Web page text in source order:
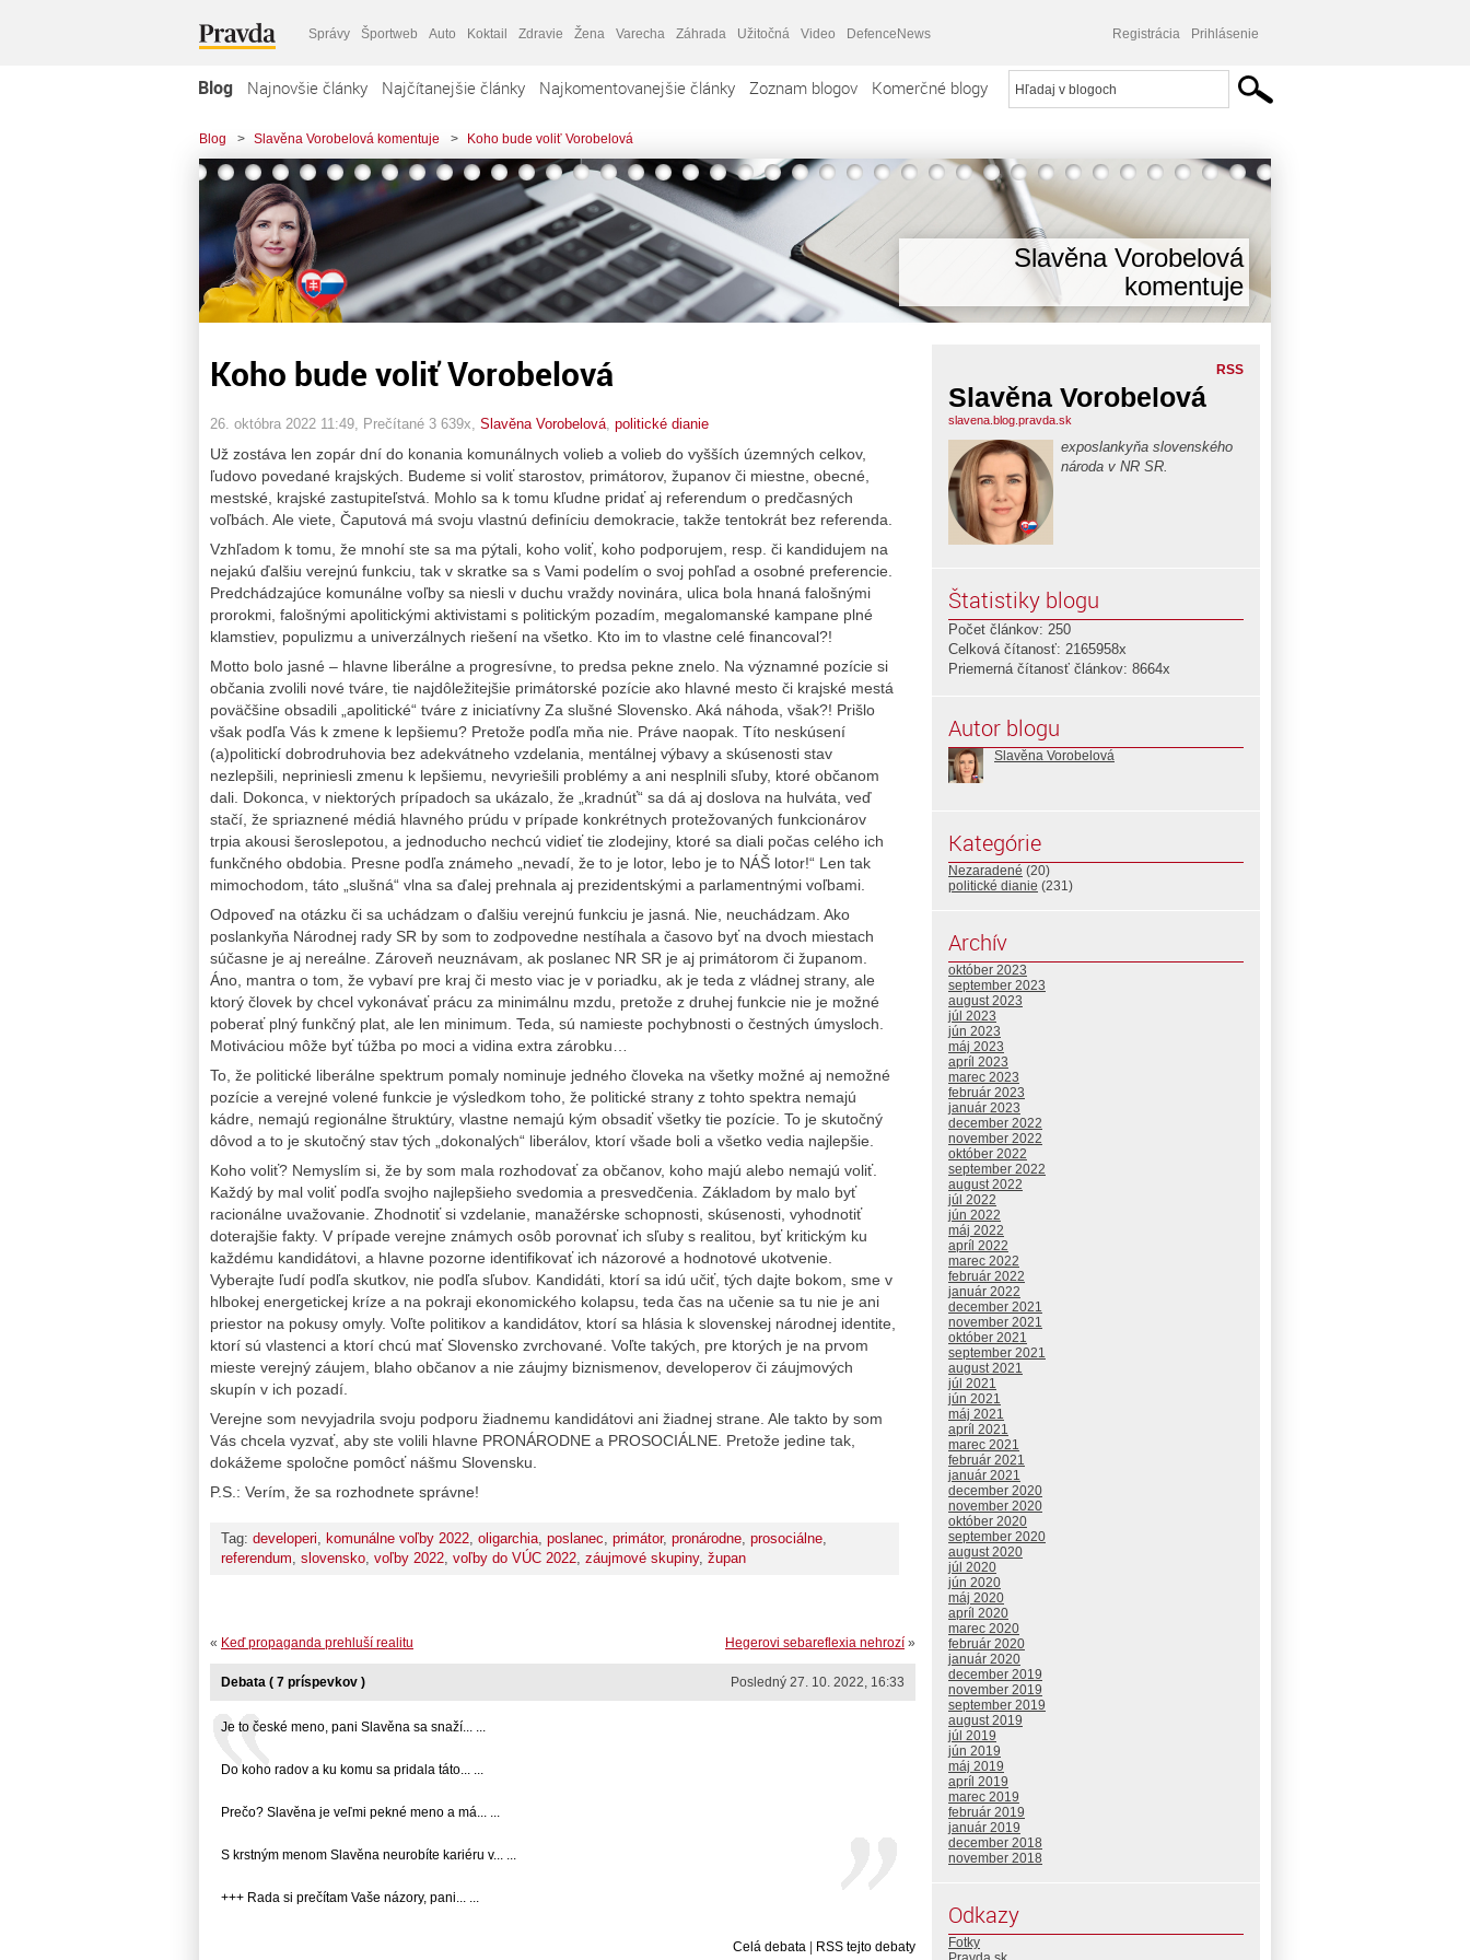
Správy Športweb Auto Koktail Zdravie Žena Varecha Záhrada Užitočná Video DefenceNews Registrácia Prihlásenie
Blog Najnovšie články Najčítanejšie články Najkomentovanejšie články Zoznam blogov Komerčné blogy
Blog > Slavěna Vorobelová komentuje > Koho bude voliť Vorobelová
Slavěna Vorobelová
komentuje
Koho bude voliť Vorobelová
26. októbra 2022 11:49 , Prečítané 3 639x, Slavěna Vorobelová politické dianie
Už zostáva len zopár dní do konania komunálnych volieb a volieb do vyšších územných celkov,
ľudovo povedané krajských. Budeme si voliť starostov, primátorov, županov či miestne, obecné,
mestské, krajské zastupiteľstvá. Mohlo sa k tomu kľudne pridať aj referendum o predčasných
voľbách. Ale viete, Čaputová má svoju vlastnú definíciu demokracie, takže tentokrát bez referenda.
Vzhľadom k tomu, že mnohí ste sa ma pýtali, koho voliť, koho podporujem, resp. či kandidujem na
nejakú ďalšiu verejnú funkciu, tak v skratke sa s Vami podelím o svoj pohľad a osobné preferencie.
Predchádzajúce komunálne voľby sa niesli v duchu vraždy novinára, ulica bola hnaná falošnými
prorokmi, falošnými apolitickými aktivistami s politickým pozadím, megalomanské kampane plné
klamstiev, populizmu a univerzálnych riešení na všetko. Kto im to vlastne celé financoval?!
Motto bolo jasné – hlavne liberálne a progresívne, to predsa pekne znelo. Na významné pozície si
občania zvolili nové tváre, tie najdôležitejšie primátorské pozície ako hlavné mesto či krajské mestá
poväčšine obsadili „apolitické“ tváre z iniciatívny Za slušné Slovensko. Aká náhoda, však?! Prišlo
však podľa Vás k zmene k lepšiemu? Pretože podľa mňa nie. Práve naopak. Títo neskúsení
(a)politickí dobrodruhovia bez adekvátneho vzdelania, mentálnej výbavy a skúsenosti stav
nezlepšili, nepriniesli zmenu k lepšiemu, nevyriešili problémy a ani nesplnili sľuby, ktoré občanom
dali. Dokonca, v niektorých prípadoch sa ukázalo, že „kradnúť“ sa dá aj doslova na hulváta, veď
stačí, že spriaznené médiá hlavného prúdu v prípade konkrétnych protežovaných funkcionárov
trpia akousi šeroslepotou, a jednoducho nechcú vidieť tie zlodejiny, ktoré sa diali počas celého ich
funkčného obdobia. Presne podľa známeho „nevadí, že to je lotor, lebo je to NÁŠ lotor!“ Len tak
mimochodom, táto „slušná“ vlna sa ďalej prehnala aj prezidentskými a parlamentnými voľbami.
Odpoveď na otázku či sa uchádzam o ďalšiu verejnú funkciu je jasná. Nie, neuchádzam. Ako
poslankyňa Národnej rady SR by som to zodpovedne nestíhala a časovo byť na dvoch miestach
súčasne je aj nereálne. Zároveň neuznávam, ak poslanec NR SR je aj primátorom či županom.
Áno, mantra o tom, že vybaví pre kraj či mesto viac je v poriadku, ak je teda z vládnej strany, ale
ktorý človek by chcel vykonávať prácu za minimálnu mzdu, pretože z druhej funkcie nie je možné
poberať plný funkčný plat, ale len minimum. Teda, sú namieste pochybnosti o čestných úmysloch.
Motiváciou môže byť túžba po moci a vidina extra zárobku…
To, že politické liberálne spektrum pomaly nominuje jedného človeka na všetky možné aj nemožné
pozície a verejné volené funkcie je výsledkom toho, že politické strany z tohto spektra nemajú
kádre, nemajú regionálne štruktúry, vlastne nemajú kým obsadiť všetky tie pozície. To je skutočný
dôvod a to je skutočný stav tých „dokonalých“ liberálov, ktorí všade boli a všetko vedia najlepšie.
Koho voliť? Nemyslím si, že by som mala rozhodovať za občanov, koho majú alebo nemajú voliť.
Každý by mal voliť podľa svojho najlepšieho svedomia a presvedčenia. Základom by malo byť
racionálne uvažovanie. Zhodnotiť si vzdelanie, manažérske schopnosti, skúsenosti, vyhodnotiť
doterajšie fakty. V prípade verejne známych osôb porovnať ich sľuby s realitou, byť kritickým ku
každému kandidátovi, a hlavne pozorne identifikovať ich názorové a hodnotové ukotvenie.
Vyberajte ľudí podľa skutkov, nie podľa sľubov. Kandidáti, ktorí sa idú učiť, tých dajte bokom, sme v
hlbokej energetickej kríze a na pokraji ekonomického kolapsu, teda čas na učenie sa tu nie je ani
priestor na pokusy omyly. Voľte politikov a kandidátov, ktorí sa hlásia k slovenskej národnej identite,
ktorí sú vlastenci a ktorí chcú mať Slovensko zvrchované. Voľte takých, pre ktorých je na prvom
mieste verejný záujem, blaho občanov a nie záujmy biznismenov, developerov či záujmových
skupín v ich pozadí.
Verejne som nevyjadrila svoju podporu žiadnemu kandidátovi ani žiadnej strane. Ale takto by som
Vás chcela vyzvať, aby ste volili hlavne PRONÁRODNE a PROSOCIÁLNE. Pretože jedine tak,
dokážeme spoločne pomôcť nášmu Slovensku.
P.S.: Verím, že sa rozhodnete správne!
Tag: developeri komunálne voľby 2022 oligarchia poslanec primátor, pronárodne prosociálne
referendum slovensko voľby 2022 voľby do VÚC 2022 záujmové skupiny, župan
Hegerovi sebareflexia nehrozí »
« Keď propaganda prehluší realitu
Posledný 27. 10. 2022, 16:33
Debata ( 7 príspevkov )
Je to české meno, pani Slavěna sa snaží... ...
Do koho radov a ku komu sa pridala táto... ...
Prečo? Slavěna je veľmi pekné meno a má... ...
S krstným menom Slavěna neurobíte kariéru v... ...
+++ Rada si prečítam Vaše názory, pani... ...
Celá debata | RSS tejto debaty
RSS
Slavěna Vorobelová
slavena.blog.pravda.sk
exposlankyňa slovenského
národa v NR SR.
Štatistiky blogu
Počet článkov: 250
Celková čítanosť: 2165958x
Priemerná čítanosť článkov: 8664x
Autor blogu
Slavěna Vorobelová
Kategórie
Nezaradené (20)
politické dianie (231)
Archív
október 2023
september 2023
august 2023
júl 2023
jún 2023
máj 2023
apríl 2023
marec 2023
február 2023
január 2023
december 2022
november 2022
október 2022
september 2022
august 2022
júl 2022
jún 2022
máj 2022
apríl 2022
marec 2022
február 2022
január 2022
december 2021
november 2021
október 2021
september 2021
august 2021
júl 2021
jún 2021
máj 2021
apríl 2021
marec 2021
február 2021
január 2021
december 2020
november 2020
október 2020
september 2020
august 2020
júl 2020
jún 2020
máj 2020
apríl 2020
marec 2020
február 2020
január 2020
december 2019
november 2019
september 2019
august 2019
júl 2019
jún 2019
máj 2019
apríl 2019
marec 2019
február 2019
január 2019
december 2018
november 2018
Odkazy
Fotky